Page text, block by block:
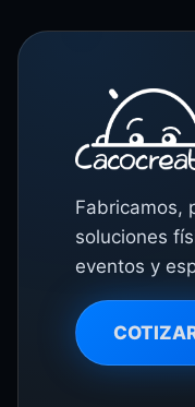
Fabricamos,
soluciones
eventos y